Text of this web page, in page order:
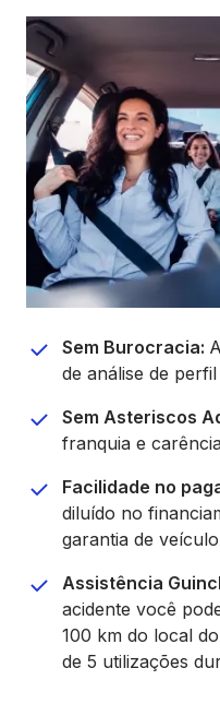
Sem Burocracia:
de análise de
Sem Asteriscos
franquia e
Facilidade no
diluído no
garantia de
Assistência
acidente você
100 km do local
de 5 utilizações